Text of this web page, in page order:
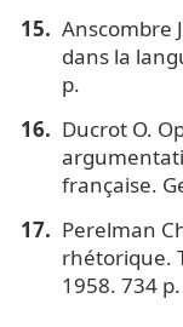
Anscombre
dans la
p.
Ducrot O.
française.
Perelman
rhétorique.
1958. 734 p.